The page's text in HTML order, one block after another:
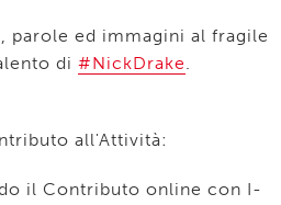
parole ed immagini al fragile
di #NickDrake.
all'Attività:
il Contributo online con I-